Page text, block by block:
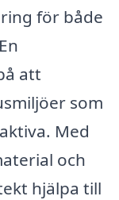
för både
att
som
Med
och
hjälpa till